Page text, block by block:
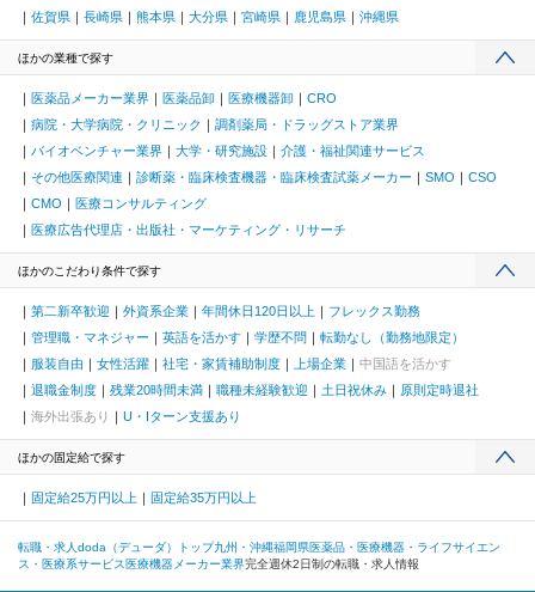
佐賀県 長崎県 熊本県 大分県 宮崎県 鹿児島県 沖縄県
ほかの業種で探す
医薬品メーカー業界 医薬品卸 医療機器卸
CRO
病院・大学病院・クリニック
調剤薬局・ドラッグストア業界
バイオベンチャー業界
大学・研究施設
介護・福祉関連サービス
その他医療関連
診断薬・臨床検査機器・臨床検査試薬メーカー SMO
CSO
CMO
医療コンサルティング
医療広告代理店・出版社・マーケティング・リサーチ
ほかのこだわり条件で探す
第二新卒歓迎 外資系企業 年間休日120日以上
フレックス勤務
管理職・マネジャー
英語を活かす 学歴不問
転勤なし（勤務地限定）
服装自由
女性活躍 社宅・家賃補助制度 上場企業
中国語を活かす
退職金制度
残業20時間未満 職種未経験歓迎 土日祝休み
原則定時退社
海外出張あり
U・Iターン支援あり
ほかの固定給で探す
固定給25万円以上 固定給35万円以上
転職・求人doda（デューダ）トップ九州・沖縄福岡県医薬品・医療機器・ライフサイエン
ス・医療系サービス 医療機器メーカー業界完全週休2日制の転職・求人情報